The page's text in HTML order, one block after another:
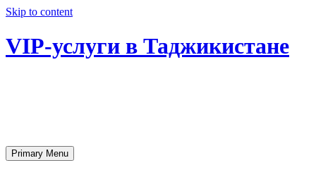
Skip to content
VIP-услуги в Таджикистане
Primary Menu